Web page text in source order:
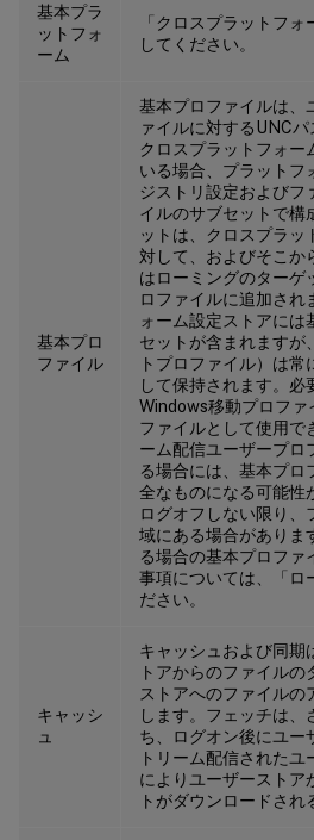
基本プラ
ットフォ
ーム
「クロスプラットフ
してください。
基本プロ
ファイル
基本プロファイルは、
ァイルに対するUNCパ
クロスプラットフォー
いる場合、プラットフ
ジストリ設定およびフ
イルのサブセットで構
ットは、クロスプラッ
対して、およびそこか
はローミングのターゲ
ロファイルに追加され
ォーム設定ストアに
セットが含まれますが
トプロファイル）は常
して保持されます。必
Windows移動プロファ
ファイルとして使用で
ーム配信ユーザープロ
る場合には、基本プロ
全なものになる可能性
ログオフしない限り、
域にある場合がありま
る場合の基本プロファ
事項については、「ロ
ださい。
キャッシ
ュ
キャッシュおよび同期
トアからのファイル
ストアへのファイルの
します。フェッチは
ち、ログオン後にユー
トリーム配信された
によりユーザーストア
トがダウンロードされ